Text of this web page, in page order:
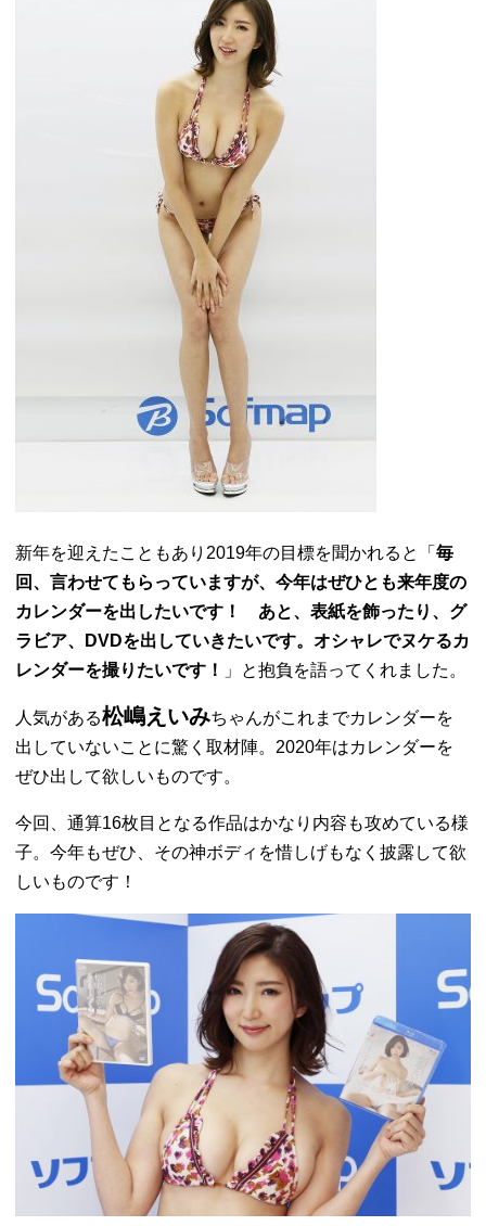
新年を迎えたこともあり2019年の目標を聞かれると「毎
回、言わせてもらっていますが、今年はぜひとも来年度の
カレンダーを出したいです！ あと、表紙を飾ったり、グ
ラビア、DVDを出していきたいです。オシャレでヌケるカ
レンダーを撮りたいです！
」と抱負を語ってくれました。
人気がある松嶋えいみちゃんがこれまでカレンダーを
出していないことに驚く取材陣。2020年はカレンダーを
ぜひ出して欲しいものです。
今回、通算16枚目となる作品はかなり内容も攻めている様
子。今年もぜひ、その神ボディを惜しげもなく披露して欲
しいものです！